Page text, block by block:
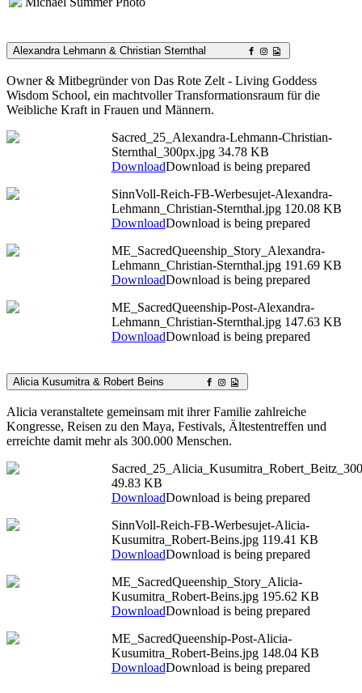
Alexandra Lehmann & Christian Sternthal
Owner & Mitbegründer von Das Rote Zelt - Living Goddess
Wisdom School, ein machtvoller Transformationsraum für die
Weibliche Kraft in Frauen und Männern.
Sacred_25_Alexandra-Lehmann-Christian-
Sternthal_300px.jpg 34.78 KB
DownloadDownload is being prepared
SinnVoll-Reich-FB-Werbesujet-Alexandra-
Lehmann_Christian-Sternthal.jpg 120.08 KB
DownloadDownload is being prepared
ME_SacredQueenship_Story_Alexandra-
Lehmann_Christian-Sternthal.jpg 191.69 KB
DownloadDownload is being prepared
ME_SacredQueenship-Post-Alexandra-
Lehmann_Christian-Sternthal.jpg 147.63 KB
DownloadDownload is being prepared
Alicia Kusumitra & Robert Beins
Alicia veranstaltete gemeinsam mit ihrer Familie zahlreiche
Kongresse, Reisen zu den Maya, Festivals, Ältestentreffen und
erreichte damit mehr als 300.000 Menschen.
49.83 KB
DownloadDownload is being prepared
SinnVoll-Reich-FB-Werbesujet-Alicia-
Kusumitra_Robert-Beins.jpg 119.41 KB
DownloadDownload is being prepared
ME_SacredQueenship_Story_Alicia-
Kusumitra_Robert-Beins.jpg 195.62 KB
DownloadDownload is being prepared
ME_SacredQueenship-Post-Alicia-
Kusumitra_Robert-Beins.jpg 148.04 KB
DownloadDownload is being prepared